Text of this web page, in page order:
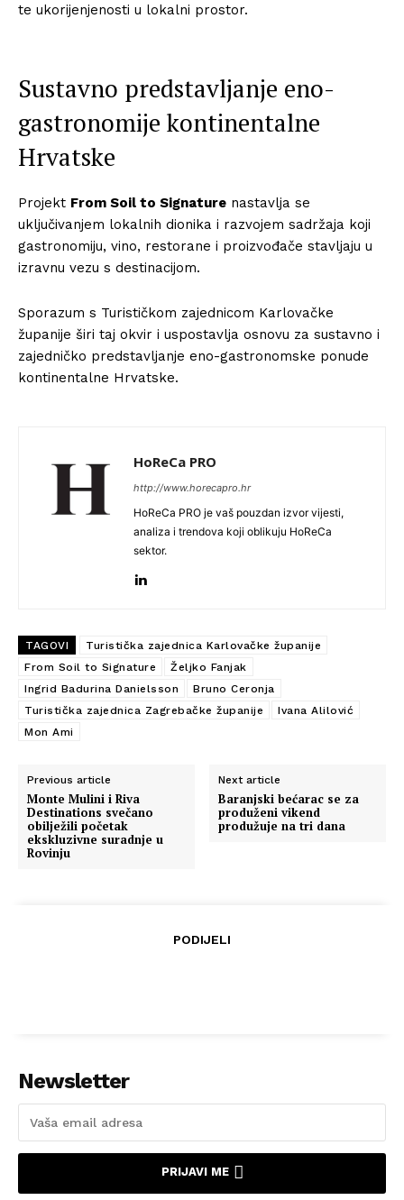
te ukorijenjenosti u lokalni prostor.
Sustavno predstavljanje eno-
gastronomije kontinentalne
Hrvatske
Projekt From Soil to Signature nastavlja se
uključivanjem lokalnih dionika i razvojem sadržaja koji
gastronomiju, vino, restorane i proizvođače stavljaju u
izravnu vezu s destinacijom.
Sporazum s Turističkom zajednicom Karlovačke
županije širi taj okvir i uspostavlja osnovu za sustavno i
zajedničko predstavljanje eno-gastronomske ponude
kontinentalne Hrvatske.
HoReCa PRO
http://www.horecapro.hr
HoReCa PRO je vaš pouzdan izvor vijesti,
analiza i trendova koji oblikuju HoReCa
sektor.
TAGOVI
Turistička zajednica Karlovačke županije
From Soil to Signature
Željko Fanjak
Ingrid Badurina Danielsson
Bruno Ceronja
Turistička zajednica Zagrebačke županije
Ivana Alilović
Mon Ami
Previous article
Monte Mulini i Riva
Destinations svečano
obilježili početak
ekskluzivne suradnje u
Rovinju
Next article
Baranjski bećarac se za
produženi vikend
produžuje na tri dana
PODIJELI
Newsletter
PRIJAVI ME